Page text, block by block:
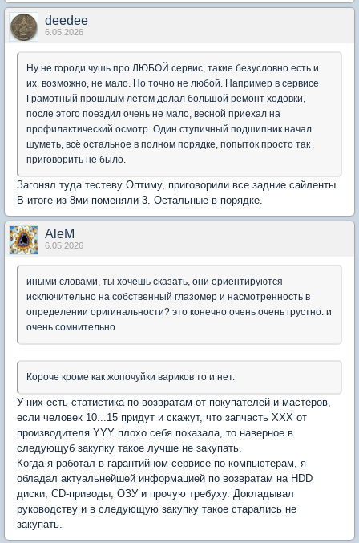
deedee
6.05.2026
Ну не городи чушь про ЛЮБОЙ сервис, такие безусловно есть и
их, возможно, не мало. Но точно не любой. Например в сервисе
Грамотный прошлым летом делал большой ремонт ходовки,
после этого поездил очень не мало, весной приехал на
профилактический осмотр. Один ступичный подшипник начал
шуметь, всё остальное в полном порядке, попыток просто так
приговорить не было.
Загонял туда тестеву Оптиму, приговорили все задние сайленты.
В итоге из 8ми поменяли 3. Остальные в порядке.
AleM
6.05.2026
иными словами, ты хочешь сказать, они ориентируются
исключительно на собственный глазомер и насмотренность в
определении оригинальности? это конечно очень очень грустно. и
очень сомнительно
Короче кроме как жопочуйки вариков то и нет.
У них есть статистика по возвратам от покупателей и мастеров,
если человек 10...15 придут и скажут, что запчасть ХХХ от
производителя YYY плохо себя показала, то наверное в
следующуб закупку такое лучше не закупать.
Когда я работал в гарантийном сервисе по компьютерам, я
обладал актуальнейшей информацией по возвратам на HDD
диски, CD-приводы, ОЗУ и прочую требуху. Докладывал
руководству и в следующую закупку такое старались не
закупать.